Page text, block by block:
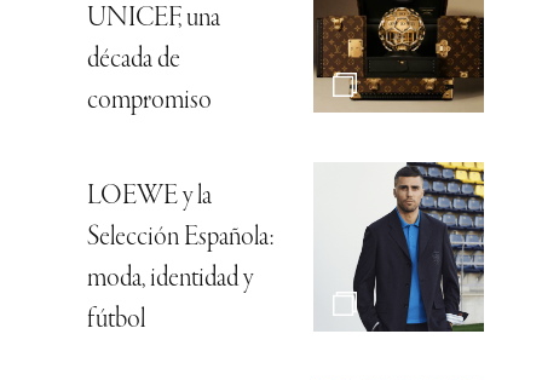
UNICEF, una
década de
compromiso
LOEWE y la
Selección Española:
moda, identidad y
fútbol